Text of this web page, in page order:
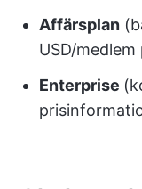
Affärsplan
USD/
Enterprise